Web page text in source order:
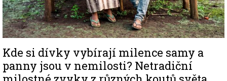
Kde si dívky vybírají milence samy a
panny jsou v nemilosti? Netradiční